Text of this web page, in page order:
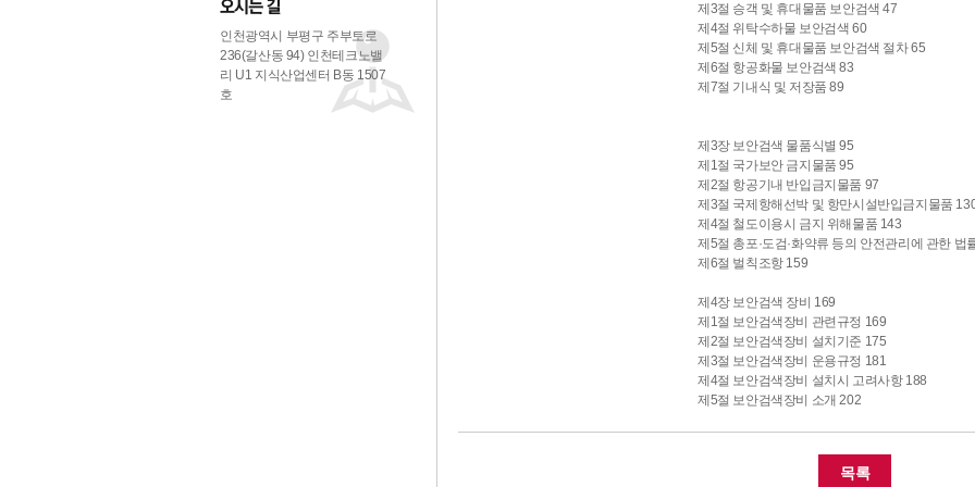
인천광역시 부평구 주부토로
236(갈산동 94) 인천테크노밸
리 U1 지식산업센터 B동 1507
호
제3절 승객 및 휴대물품 보안검색 47
제4절 위탁수하물 보안검색 60
제5절 신체 및 휴대물품 보안검색 절차 65
제6절 항공화물 보안검색 83
제7절 기내식 및 저장품 89
제3장 보안검색 물품식별 95
제1절 국가보안 금지물품 95
제2절 항공기내 반입금지물품 97
제3절 국제항해선박 및 항만시설반입금지물품
제4절 철도이용시 금지 위해물품 143
제5절 총포·도검·화약류 등의 안전관리에 관한 법
제6절 벌칙조항 159
제4장 보안검색 장비 169
제1절 보안검색장비 관련규정 169
제2절 보안검색장비 설치기준 175
제3절 보안검색장비 운용규정 181
제4절 보안검색장비 설치시 고려사항 188
제5절 보안검색장비 소개 202
목록